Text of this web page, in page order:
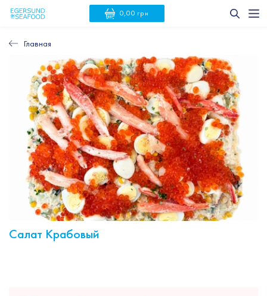
0,00 грн
Главная
Салат Крабовый